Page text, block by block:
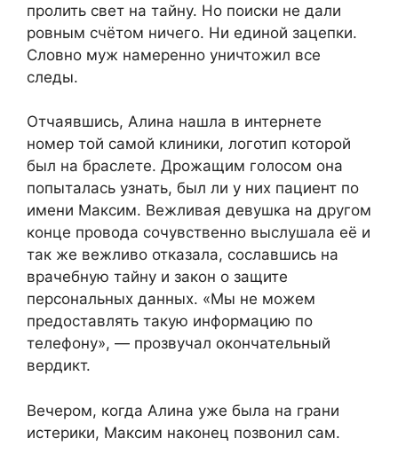
пролить свет на тайну. Но поиски не дали
ровным счётом ничего. Ни единой зацепки.
Словно муж намеренно уничтожил все
следы.
Отчаявшись, Алина нашла в интернете
номер той самой клиники, логотип которой
был на браслете. Дрожащим голосом она
попыталась узнать, был ли у них пациент по
имени Максим. Вежливая девушка на другом
конце провода сочувственно выслушала её и
так же вежливо отказала, сославшись на
врачебную тайну и закон о защите
персональных данных. «Мы не можем
предоставлять такую информацию по
телефону», — прозвучал окончательный
вердикт.
Вечером, когда Алина уже была на грани
истерики, Максим наконец позвонил сам.